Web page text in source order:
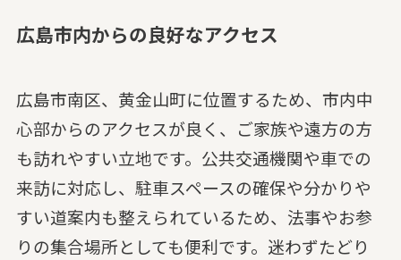
広島市内からの良好なアクセス
広島市南区、黄金山町に位置するため、市内中
心部からのアクセスが良く、ご家族や遠方の方
も訪れやすい立地です。公共交通機関や車での
来訪に対応し、駐車スペースの確保や分かりや
すい道案内も整えられているため、法事やお参
りの集合場所としても便利です。迷わずたどり